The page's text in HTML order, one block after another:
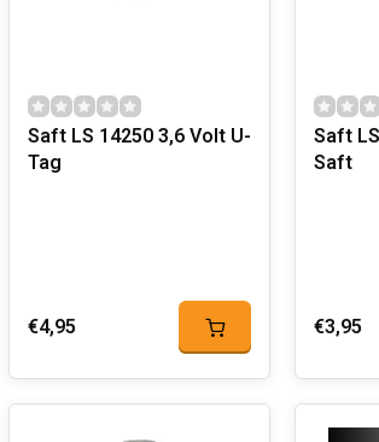
Saft LS 14250 3,6 Volt U-
Tag
€4,95
Saft
Saft
€3,95